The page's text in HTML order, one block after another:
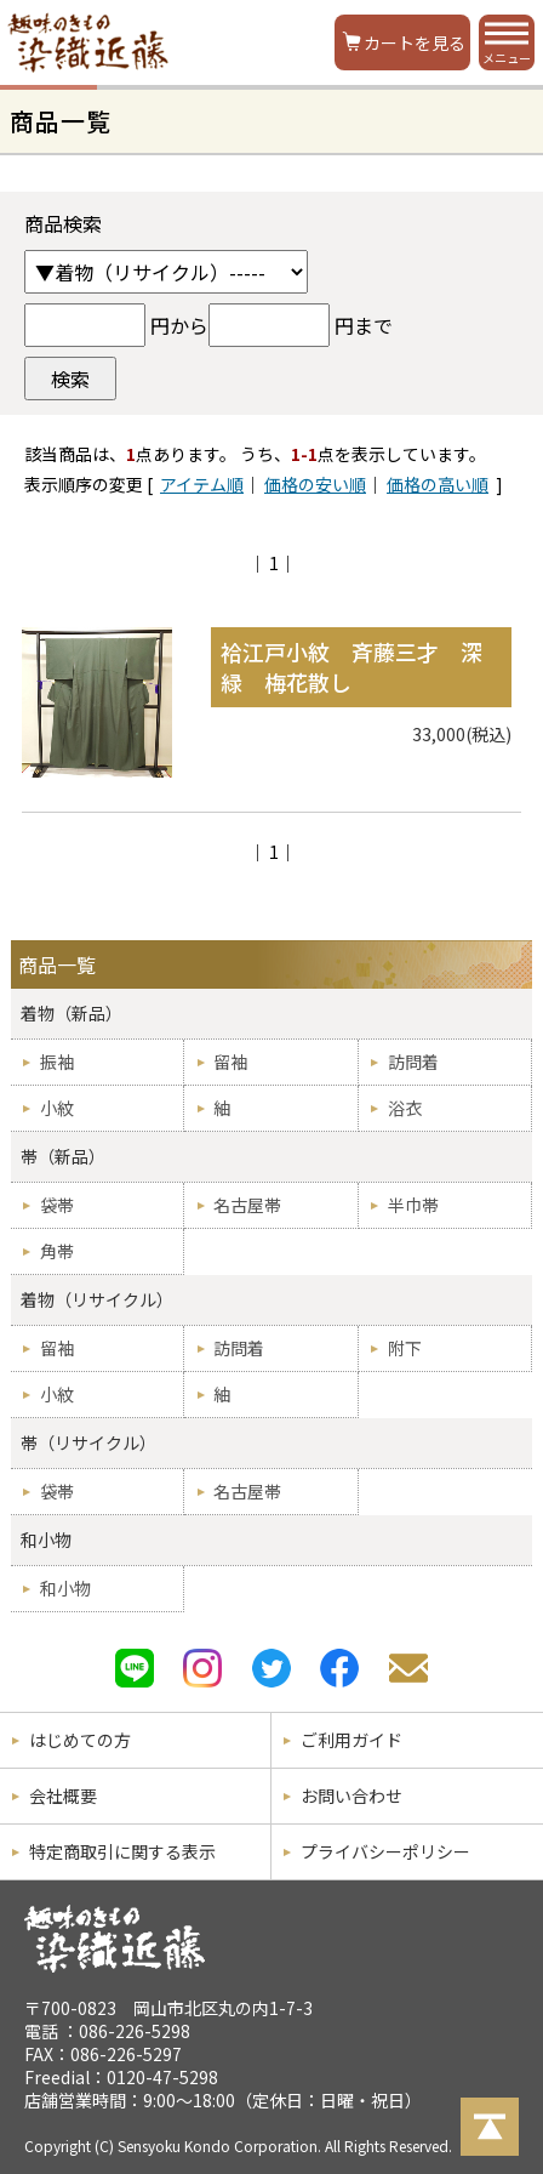
カートを見る
メニュー
商品一覧
商品検索
円から 円まで
該当商品は、 1点あります。 うち、 1-1点を表示しています。
表示順序の変更 [ アイテム順 ｜ 価格の安い順 ｜ 価格の高い順 ]
｜ 1｜
袷江戸小紋 斉藤三才 深
緑 梅花散し
33,000(税込)
｜ 1｜
商品一覧
着物（新品）
振袖
留袖
訪問着
小紋
紬
浴衣
帯（新品）
袋帯
名古屋帯
半巾帯
角帯
着物（リサイクル）
留袖
訪問着
附下
小紋
紬
帯（リサイクル）
袋帯
名古屋帯
和小物
和小物
はじめての方 ご利用ガイド
会社概要 お問い合わせ
特定商取引に関する表示 プライバシーポリシー
〒700-0823 岡山市北区丸の内1-7-3
電話 ： 086-226-5298
FAX：086-226-5297
Freedial： 0120-47-5298
店舗営業時間：9:00～18:00（定休日：日曜・祝日）
Copyright (C) Sensyoku Kondo Corporation. All Rights Reserved.